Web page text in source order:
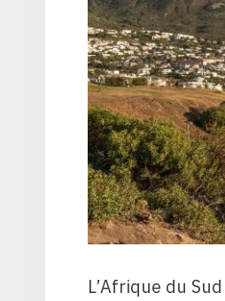
L’Afrique du